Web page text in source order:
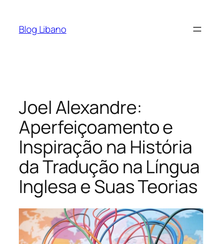
Blog Libano
Joel Alexandre:
Aperfeiçoamento e
Inspiração na História
da Tradução na Língua
Inglesa e Suas Teorias